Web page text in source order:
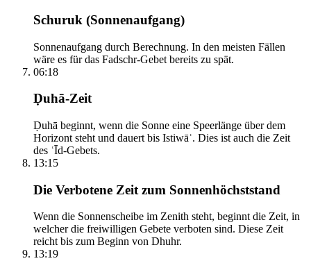
Schuruk (Sonnenaufgang)
Sonnenaufgang durch Berechnung. In den meisten Fällen
wäre es für das Fadschr-Gebet bereits zu spät.
06:18
Ḍuhā-Zeit
Ḍuhā beginnt, wenn die Sonne eine Speerlänge über dem
Horizont steht und dauert bis Istiwāʾ. Dies ist auch die Zeit
des ʿĪd-Gebets.
13:15
Die Verbotene Zeit zum Sonnenhöchststand
Wenn die Sonnenscheibe im Zenith steht, beginnt die Zeit, in
welcher die freiwilligen Gebete verboten sind. Diese Zeit
reicht bis zum Beginn von Dhuhr.
13:19